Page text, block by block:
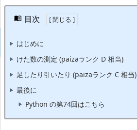
目次
はじめに
けた数の測定 (paizaランク D 相当)
足したり引いたり (paizaランク C 相当)
最後に
Python の第74回はこちら